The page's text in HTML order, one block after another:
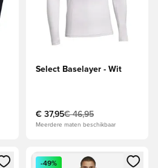
Select Baselayer - Wit
€ 37,95€ 46,95
Meerdere maten beschikbaar
te loggen of je aan te melden als
Opent een venster om in te
-49%